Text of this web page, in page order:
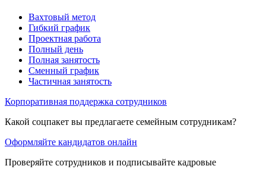
Вахтовый метод
Гибкий график
Проектная работа
Полный день
Полная занятость
Сменный график
Частичная занятость
Корпоративная поддержка сотрудников
Какой соцпакет вы предлагаете семейным сотрудникам?
Оформляйте кандидатов онлайн
Проверяйте сотрудников и подписывайте кадровые